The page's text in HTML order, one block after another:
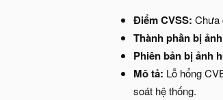
Điểm CVSS: Chưa
Thành phần bị
Phiên bản bị ảnh
Mô tả: Lỗ hổng
soát hệ thống.